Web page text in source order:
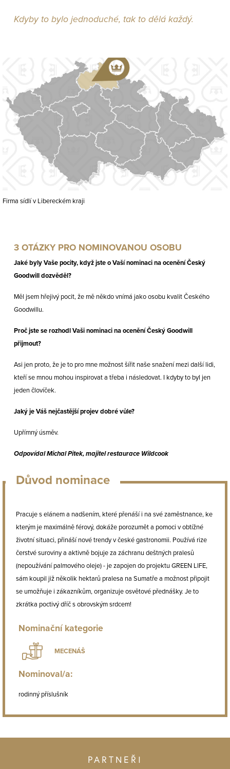
Kdyby to bylo jednoduché, tak to dělá každý.
Firma sídlí v Libereckém kraji
3 OTÁZKY PRO NOMINOVANOU OSOBU
Jaké byly Vaše pocity, když jste o Vaší nominaci na ocenění Český
Goodwill dozvěděl?
Měl jsem hřejivý pocit, že mě někdo vnímá jako osobu kvalit Českého
Goodwillu.
Proč jste se rozhodl Vaši nominaci na ocenění Český Goodwill
přijmout?
Asi jen proto, že je to pro mne možnost šířit naše snažení mezi další lidi,
kteří se mnou mohou inspirovat a třeba i následovat. I kdyby to byl jen
jeden človíček.
Jaký je Váš nejčastější projev dobré vůle?
Upřímný úsměv.
Odpovídal Michal Pitek, majitel restaurace Wildcook
Důvod nominace
Pracuje s elánem a nadšením, které přenáší i na své zaměstnance, ke
kterým je maximálně férový, dokáže porozumět a pomoci v obtížné
životní situaci, přináší nové trendy v české gastronomii. Používá rize
čerstvé suroviny a aktivně bojuje za záchranu deštných pralesů
(nepoužívání palmového oleje) - je zapojen do projektu GREEN LIFE,
sám koupil již několik hektarů pralesa na Sumatře a možnost připojit
se umožňuje i zákazníkům, organizuje osvětové přednášky. Je to
zkrátka poctivý dříč s obrovským srdcem!
Nominační kategorie
MECENÁŠ
Nominoval/a:
rodinný příslušník
PARTNEŘI